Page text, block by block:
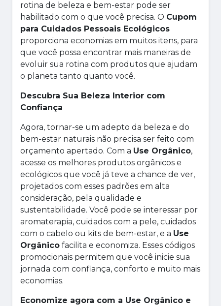
rotina de beleza e bem-estar pode ser
habilitado com o que você precisa. O Cupom
para Cuidados Pessoais Ecológicos
proporciona economias em muitos itens, para
que você possa encontrar mais maneiras de
evoluir sua rotina com produtos que ajudam
o planeta tanto quanto você.
Descubra Sua Beleza Interior com
Confiança
Agora, tornar-se um adepto da beleza e do
bem-estar naturais não precisa ser feito com
orçamento apertado. Com a Use Orgânico,
acesse os melhores produtos orgânicos e
ecológicos que você já teve a chance de ver,
projetados com esses padrões em alta
consideração, pela qualidade e
sustentabilidade. Você pode se interessar por
aromaterapia, cuidados com a pele, cuidados
com o cabelo ou kits de bem-estar, e a Use
Orgânico facilita e economiza. Esses códigos
promocionais permitem que você inicie sua
jornada com confiança, conforto e muito mais
economias.
Economize agora com a Use Orgânico e